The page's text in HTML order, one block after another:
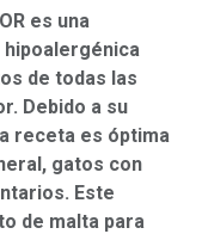
es una
de todas las
Debido a su
receta es óptima
gatos con
Este
de malta para